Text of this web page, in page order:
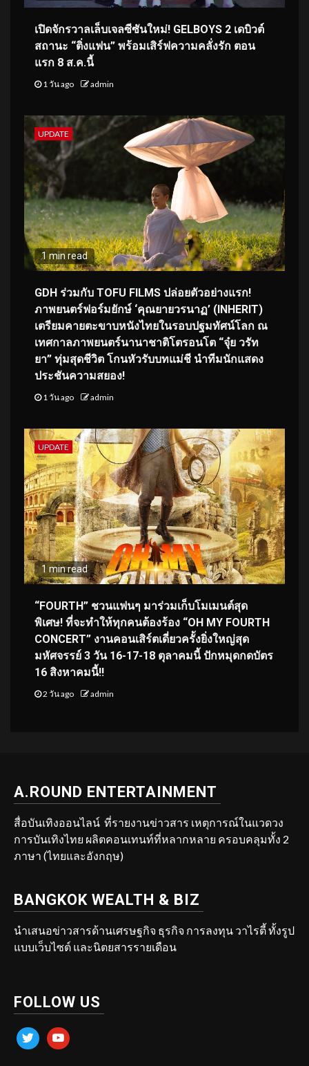
เปิดจักรวาลเล็บเจลซีซันใหม่! GELBOYS 2 เดบิวต์
สถานะ “ติ่งแฟน” พร้อมเสิร์ฟความคลั่งรัก ตอน
แรก 8 ส.ค.นี้
1 วัน ago admin
UPDATE
1 min read
GDH ร่วมกับ TOFU FILMS ปล่อยตัวอย่างแรก!
ภาพยนตร์ฟอร์มยักษ์ ‘คุณยายวรนาฏ’ (INHERIT)
เตรียมคายตะขาบหนังไทยในรอบปฐมทัศน์โลก ณ
เทศกาลภาพยนตร์นานาชาติโตรอนโต “จุ๋ย วรัท
ยา” ทุ่มสุดชีวิต โกนหัวรับบทแม่ชี นำทีมนักแสดง
ประชันความสยอง!
1 วัน ago admin
UPDATE
1 min read
“FOURTH” ชวนแฟนๆ มาร่วมเก็บโมเมนต์สุด
พิเศษ! ที่จะทำให้ทุกคนต้องร้อง “OH MY FOURTH
CONCERT” งานคอนเสิร์ตเดี่ยวครั้งยิ่งใหญ่สุด
มหัศจรรย์ 3 วัน 16-17-18 ตุลาคมนี้ ปักหมุดกดบัตร
16 สิงหาคมนี้!!
2 วัน ago admin
A.ROUND ENTERTAINMENT
สื่อบันเทิงออนไลน์ ที่รายงานข่าวสาร เหตุการณ์ในแวดวง
การบันเทิงไทย ผลิตคอนเทนท์ที่หลากหลาย ครอบคลุมทั้ง 2
ภาษา (ไทยและอังกฤษ)
BANGKOK WEALTH & BIZ
นำเสนอข่าวสารด้านเศรษฐกิจ ธุรกิจ การลงทุน วาไรตี้ ทั้งรูป
แบบเว็บไซต์ และนิตยสารรายเดือน
FOLLOW US
twitter youtube